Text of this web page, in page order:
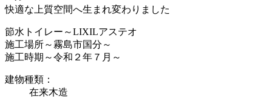
快適な上質空間へ生まれ変わりました
節水トイレー～LIXILアステオ
施工場所～霧島市国分～
施工時期～令和２年７月～
建物種類：
在来木造